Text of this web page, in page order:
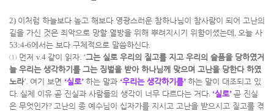
2) 이처럼 하늘보다 높고 해보다 영광스러운 참하나님이 참사람이 되어 고난의
길을 가신 것은 죄악으로 망할 열방을 위해 뿌려지시기 위함이셨는데 , 오늘 사
53:4-6에서는 보다 구체적으로 말씀하신다.
① 먼저 v.4 같이 읽자. ‘그는 실로 우리의 질고를 지고 우리의 슬픔을 당하였거
늘 우리는 생각하기를 그는 징벌을 받아 하나님께 맞으며 고난을 당한다 하였
노라’. 여기 보면 ‘실로’ 하는 말과 ‘우리는 생각하기를’ 하는 말이 대조되고 있
다. 실제 이유 곧 진실과 사람들의 생각이 너무 다르다는 거다. ‘실로’ 곧 진실
은 무엇인가? 고난의 종 예수님이 십자가를 지시고 고난을 받으시고 질고를 겪